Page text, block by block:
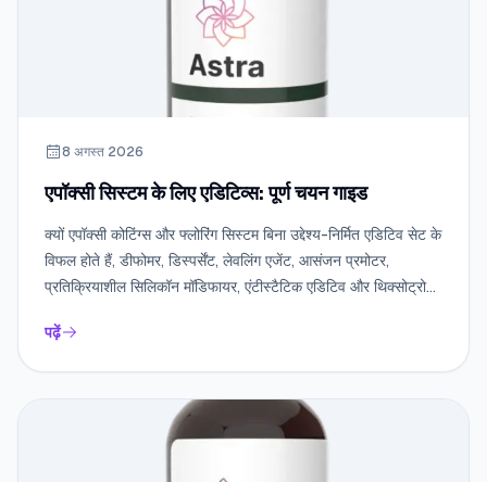
8 अगस्त 2026
एपॉक्सी सिस्टम के लिए एडिटिव्स: पूर्ण चयन गाइड
क्यों एपॉक्सी कोटिंग्स और फ्लोरिंग सिस्टम बिना उद्देश्य-निर्मित एडिटिव सेट के
विफल होते हैं, डीफोमर, डिस्पर्सेंट, लेवलिंग एजेंट, आसंजन प्रमोटर,
प्रतिक्रियाशील सिलिकॉन मॉडिफायर, एंटीस्टैटिक एडिटिव और थिक्सोट्रोप
अमीन ब्लश या कंक्रीट पर खराब आसंजन बनाती हैं।
पढ़ें